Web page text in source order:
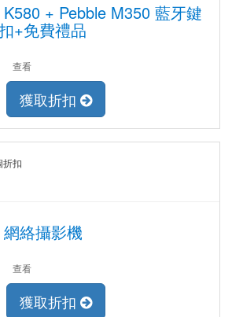
+ Pebble M350 藍牙鍵
+免費禮品
查看
獲取折扣
折扣
絡攝影機
查看
獲取折扣